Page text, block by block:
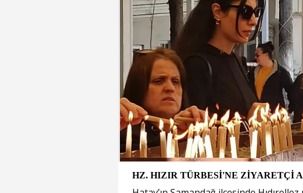
HZ. HIZIR TÜRBESİ'NE ZİYARETÇİ